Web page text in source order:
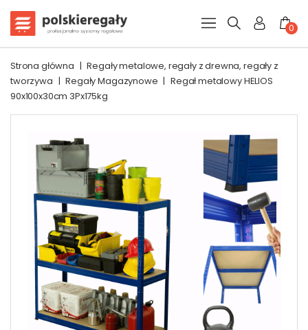
0
Strona główna | Regały metalowe, regały z drewna, regały z
tworzywa | Regały Magazynowe | Regał metalowy HELIOS
90x100x30cm 3Px175kg